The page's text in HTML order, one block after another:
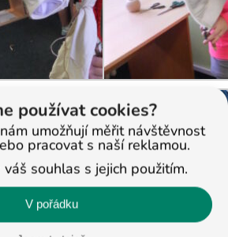
používat cookies?
umožňují měřit návštěvnost
pracovat s naší reklamou.
souhlas s jejich použitím.
V pořádku